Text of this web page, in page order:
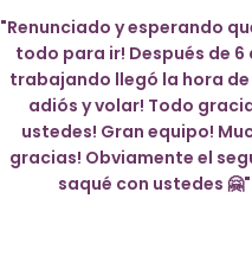
"Renunciado y esperando
todo para ir! Después de 6
trabajando llegó la hora
adiós y volar! Todo
ustedes! Gran equipo!
gracias! Obviamente el
saqué con ustedes 🤗"